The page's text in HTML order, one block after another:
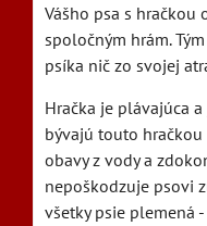
Vášho psa s hračkou
spoločným hrám.
psíka nič zo svojej
Hračka je plávajúca
bývajú touto
obavy z vody a
nepoškodzuje psovi
všetky psie plemená